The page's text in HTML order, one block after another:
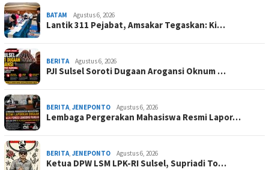
BATAM Agustus 6, 2026
Lantik 311 Pejabat, Amsakar Tegaskan: Ki…
BERITA Agustus 6, 2026
PJI Sulsel Soroti Dugaan Arogansi Oknum …
BERITA, JENEPONTO Agustus 6, 2026
Lembaga Pergerakan Mahasiswa Resmi Lapor…
BERITA, JENEPONTO Agustus 6, 2026
Ketua DPW LSM LPK-RI Sulsel, Supriadi To…